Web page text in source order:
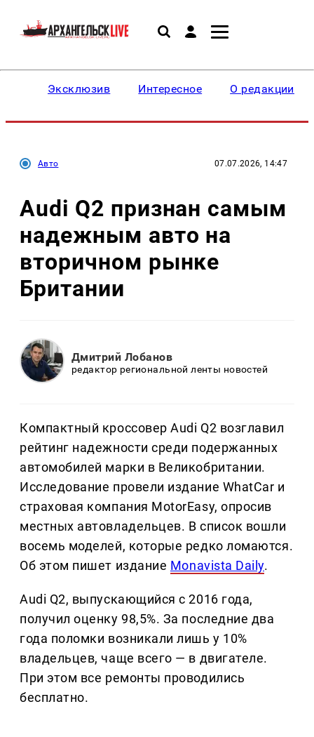
Эксклюзив Интересное О редакции
Авто 07.07.2026, 14:47
Audi Q2 признан самым
надежным авто на
вторичном рынке
Британии
Дмитрий Лобанов
редактор региональной ленты новостей
Компактный кроссовер Audi Q2 возглавил
рейтинг надежности среди подержанных
автомобилей марки в Великобритании.
Исследование провели издание WhatCar и
страховая компания MotorEasy, опросив
местных автовладельцев. В список вошли
восемь моделей, которые редко ломаются.
Об этом пишет издание Monavista Daily.
Audi Q2, выпускающийся с 2016 года,
получил оценку 98,5%. За последние два
года поломки возникали лишь у 10%
владельцев, чаще всего — в двигателе.
При этом все ремонты проводились
бесплатно.